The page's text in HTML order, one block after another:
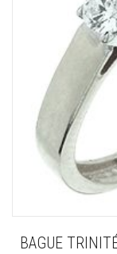
BAGUE